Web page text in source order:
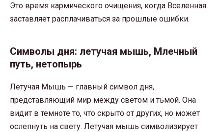
Это время кармического очищения, когда Вселенная
заставляет расплачиваться за прошлые ошибки.
Символы дня: летучая мышь, Млечный
путь, нетопырь
Летучая Мышь — главный символ дня,
представляющий мир между светом и тьмой. Она
видит в темноте то, что скрыто от других, но может
ослепнуть на свету. Летучая мышь символизирует